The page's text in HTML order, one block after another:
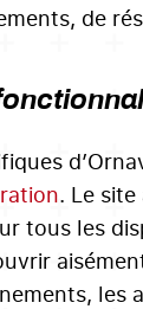
de
. Le
tous les